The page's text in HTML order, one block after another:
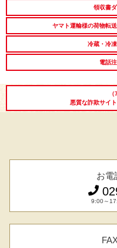
領収書
ヤマト運輸様の荷物転
冷蔵・冷
電話
悪質な詐欺サイ
お電
9:00～